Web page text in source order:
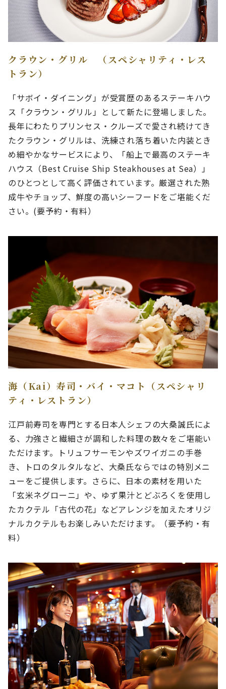
クラウン・グリル （スペシャリティ・レス
トラン）
「サボイ・ダイニング」が受賞歴のあるステーキハウ
ス「クラウン・グリル」として新たに登場しました。
長年にわたりプリンセス・クルーズで愛され続けてき
たクラウン・グリルは、洗練され落ち着いた内装とき
め細やかなサービスにより、「船上で最高のステーキ
ハウス（Best Cruise Ship Steakhouses at Sea）」
のひとつとして高く評価されています。厳選された熟
成牛やチョップ、鮮度の高いシーフードをご堪能くだ
さい。(要予約・有料）
海（Kai）寿司・バイ・マコト（スペシャリ
ティ・レストラン）
江戸前寿司を専門とする日本人シェフの大桑誠氏によ
る、力強さと繊細さが調和した料理の数々をご堪能い
ただけます。トリュフサーモンやズワイガニの手巻
き、トロのタルタルなど、大桑氏ならではの特別メニ
ューをご提供します。さらに、日本の素材を用いた
「玄米ネグローニ」や、ゆず果汁とどぶろくを使用し
たカクテル「古代の花」などアレンジを加えたオリジ
ナルカクテルもお楽しみいただけます。（要予約・有
料）